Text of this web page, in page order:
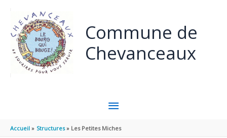
Commune de
Chevanceaux
MENU
PRINCIPAL
Accueil Structures Les Petites Miches